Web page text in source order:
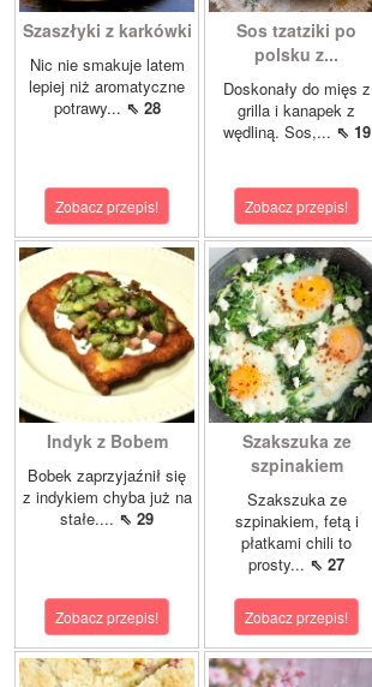
Szaszłyki z karkówki
Nic nie smakuje latem
lepiej niż aromatyczne
potrawy... ⇖ 28
Zobacz przepis!
Sos tzatziki po
polsku z...
Doskonały do mięs z
grilla i kanapek z
wędliną. Sos,... ⇖ 19
Zobacz przepis!
Indyk z Bobem
Bobek zaprzyjaźnił się
z indykiem chyba już na
stałe.... ⇖ 29
Zobacz przepis!
Szakszuka ze
szpinakiem
Szakszuka ze
szpinakiem, fetą i
płatkami chili to
prosty... ⇖ 27
Zobacz przepis!